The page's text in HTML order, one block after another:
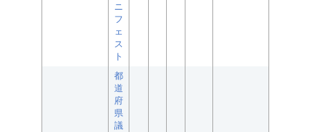
ニ
フ
ェ
ス
ト
都
道
府
県
議